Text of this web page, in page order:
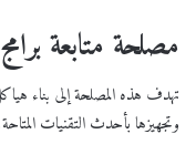
مصلحة متابعة
تهدف هذه المصلحة إلى بناء هياكل
وتجهيزها بأحدث التقنيات